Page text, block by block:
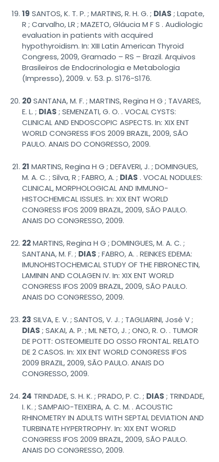
19 SANTOS, K. T. P. ; MARTINS, R. H. G. ; DIAS ; Lapate,
R ; Carvalho, LR ; MAZETO, Gláucia M F S . Audiologic
evaluation in patients with acquired
hypothyroidism. In: XIII Latin American Thyroid
Congress, 2009, Gramado – RS – Brazil. Arquivos
Brasileiros de Endocrinologia e Metabologia
(Impresso), 2009. v. 53. p. S176-S176.
20SANTANA, M. F. ; MARTINS, Regina H G ; TAVARES,
E. L. ; DIAS ; SEMENZATI, G. O. . VOCAL CYSTS:
CLINICAL AND ENDOSCOPIC ASPECTS. In: XIX ENT
WORLD CONGRESS IFOS 2009 BRAZIL, 2009, SÃO
PAULO. ANAIS DO CONGRESSO, 2009.
21 MARTINS, Regina H G ; DEFAVERI, J. ; DOMINGUES,
M. A. C. ; Silva, R ; FABRO, A. ; DIAS . VOCAL NODULES:
CLINICAL, MORPHOLOGICAL AND IMMUNO-
HISTOCHEMICAL ISSUES. In: XIX ENT WORLD
CONGRESS IFOS 2009 BRAZIL, 2009, SÃO PAULO.
ANAIS DO CONGRESSO, 2009.
22MARTINS, Regina H G ; DOMINGUES, M. A. C. ;
SANTANA, M. F. ; DIAS ; FABRO, A. . REINKES EDEMA:
IMUNOHISTOCHEMICAL STUDY OF THE FIBRONECTIN,
LAMININ AND COLAGEN IV. In: XIX ENT WORLD
CONGRESS IFOS 2009 BRAZIL, 2009, SÃO PAULO.
ANAIS DO CONGRESSO, 2009.
23 SILVA, E. V. ; SANTOS, V. J. ; TAGLIARINI, José V ;
DIAS ; SAKAI, A. P. ; ML NETO, J. ; ONO, R. O. . TUMOR
DE POTT: OSTEOMIELITE DO OSSO FRONTAL. RELATO
DE 2 CASOS. In: XIX ENT WORLD CONGRESS IFOS
2009 BRAZIL, 2009, SÃO PAULO. ANAIS DO
CONGRESSO, 2009.
24 TRINDADE, S. H. K. ; PRADO, P. C. ; DIAS ; TRINDADE,
I. K. ; SAMPAIO-TEIXEIRA, A. C. M. . ACOUSTIC
RHINOMETRY IN ADULTS WITH SEPTAL DEVIATION AND
TURBINATE HYPERTROPHY. In: XIX ENT WORLD
CONGRESS IFOS 2009 BRAZIL, 2009, SÃO PAULO.
ANAIS DO CONGRESSO, 2009.